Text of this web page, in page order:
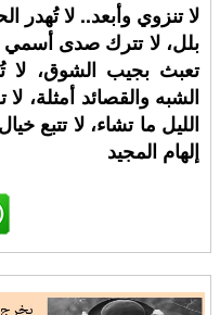
لا تنزوي وأبعد.. لا تُهدر
بلل، لا تترك صدى أسمي
تعبث بجيب الشوق، لا
الشبه والقصائد أمثلة،
الليل ما تشاء، لا تتبع
إلهام المجيد